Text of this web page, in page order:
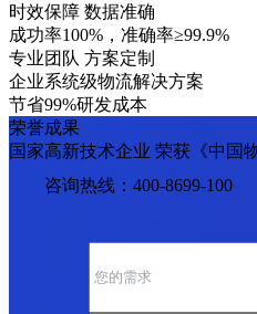
时效保障 数据准确
成功率100%，准确率≥99.9%
专业团队 方案定制
企业系统级物流解决方案
节省99%研发成本
荣誉成果
国家高新技术企业 荣获《中国
咨询热线：400-8699-100